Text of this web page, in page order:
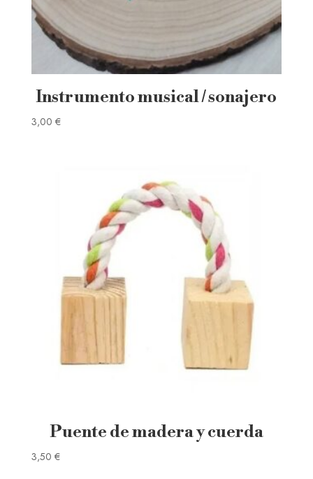
Instrumento musical / sonajero
3,00 €
Puente de madera y cuerda
3,50 €